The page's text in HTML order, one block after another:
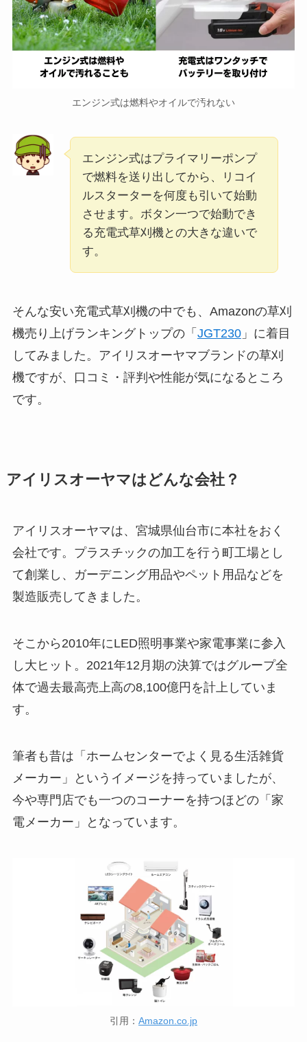
エンジン式は燃料やオイルで汚れない
エンジン式はプライマリーポンプ
で燃料を送り出してから、リコイ
ルスターターを何度も引いて始動
させます。ボタン一つで始動でき
る充電式草刈機との大きな違いで
す。
そんな安い充電式草刈機の中でも、Amazonの草刈
機売り上げランキングトップの「 JGT230」に着目
してみました。アイリスオーヤマブランドの草刈
機ですが、口コミ・評判や性能が気になるところ
です。
アイリスオーヤマはどんな会社？
アイリスオーヤマは、宮城県仙台市に本社をおく
会社です。プラスチックの加工を行う町工場とし
て創業し、ガーデニング用品やペット用品などを
製造販売してきました。
そこから2010年にLED照明事業や家電事業に参入
し大ヒット。2021年12月期の決算ではグループ全
体で過去最高売上高の8,100億円を計上していま
す。
筆者も昔は「ホームセンターでよく見る生活雑貨
メーカー」というイメージを持っていましたが、
今や専門店でも一つのコーナーを持つほどの「家
電メーカー」となっています。
引用： Amazon.co.jp